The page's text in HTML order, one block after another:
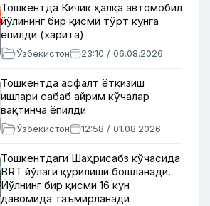
Тошкентда Кичик ҳалқа автомобил
йўлининг бир қисми тўрт кунга
ёпилди (харита)
Ўзбекистон 23:10 / 06.08.2026
Тошкентда асфалт ётқизиш
ишлари сабаб айрим кўчалар
вақтинча ёпилди
Ўзбекистон 12:58 / 01.08.2026
Тошкентдаги Шаҳрисабз кўчасида
BRT йўлаги қурилиши бошланади.
Йўлнинг бир қисми 16 кун
давомида таъмирланади